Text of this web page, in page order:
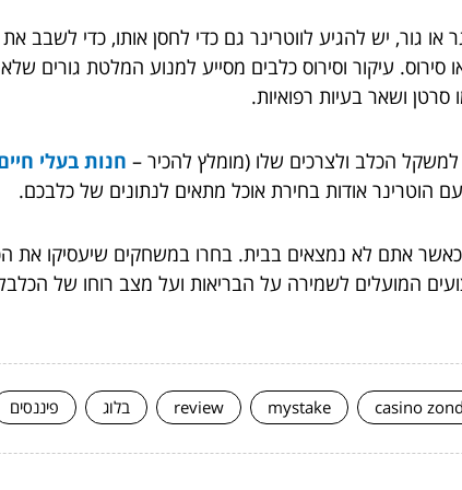
או גור, יש להגיע לווטרינר גם כדי לחסן אותו, כדי לשבב
עיקור וסירוס כלבים מסייע למנוע המלטת גורים
ושאר בעיות רפואיות.
הכלב ולצרכים שלו (מומלץ להכיר – חנות בעלי
הוטרינר אודות בחירת אוכל מתאים לנתונים של כלבכם.
כאשר אתם לא נמצאים בבית. בחרו במשחקים שיעסיקו את
המועלים לשמירה על הבריאות ועל מצב רוחו של
casino
mystake
review בלוג פיננסים